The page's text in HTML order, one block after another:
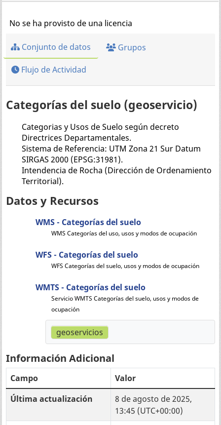
No se ha provisto de una licencia
Conjunto de datos Grupos
Flujo de Actividad
Categorías del suelo (geoservicio)
Categorias y Usos de Suelo según decreto
Directrices Departamentales.
Sistema de Referencia: UTM Zona 21 Sur Datum
SIRGAS 2000 (EPSG:31981).
Intendencia de Rocha (Dirección de Ordenamiento
Territorial).
Datos y Recursos
WMS - Categorías del suelo
WMS Categorías del uso, usos y modos de ocupación
WFS - Categorías del suelo
WFS Categorías del suelo, usos y modos de ocupación
WMTS - Categorías del suelo
Servicio WMTS Categorías del suelo, usos y modos de
ocupación
geoservicios
Información Adicional
Campo
Valor
Última actualización
8 de agosto de 2025,
13:45 (UTC+00:00)